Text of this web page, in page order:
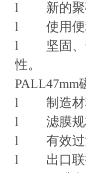
l 新的聚砜
l 使用便利
l 坚固、安
性。
PALL47mm
l 制造材
l 滤膜规格
l 有效过滤
l 出口联